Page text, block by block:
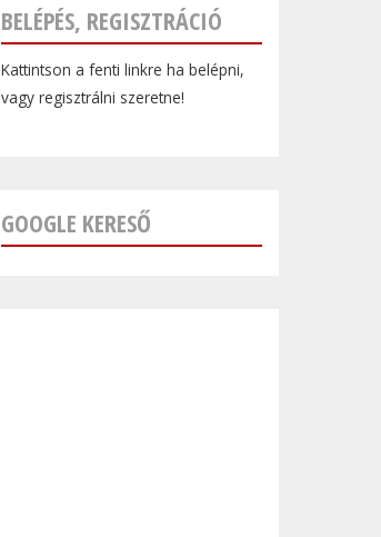
BELÉPÉS, REGISZTRÁCIÓ
Kattintson a fenti linkre ha belépni,
vagy regisztrálni szeretne!
GOOGLE KERESŐ